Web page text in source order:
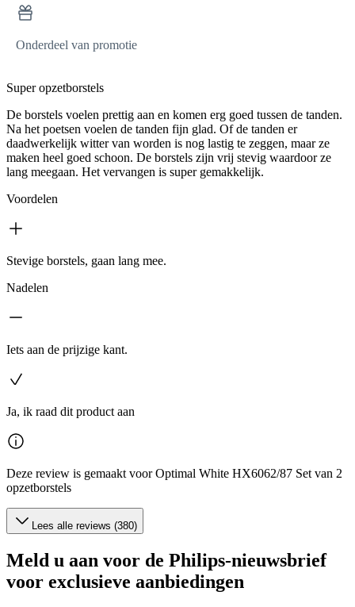
Onderdeel van promotie
Super opzetborstels
De borstels voelen prettig aan en komen erg goed tussen de tanden.
Na het poetsen voelen de tanden fijn glad. Of de tanden er
daadwerkelijk witter van worden is nog lastig te zeggen, maar ze
maken heel goed schoon. De borstels zijn vrij stevig waardoor ze
lang meegaan. Het vervangen is super gemakkelijk.
Voordelen
Stevige borstels, gaan lang mee.
Nadelen
Iets aan de prijzige kant.
Ja, ik raad dit product aan
Deze review is gemaakt voor Optimal White HX6062/87 Set van 2
opzetborstels
Lees alle reviews (380)
Meld u aan voor de Philips-nieuwsbrief
voor exclusieve aanbiedingen